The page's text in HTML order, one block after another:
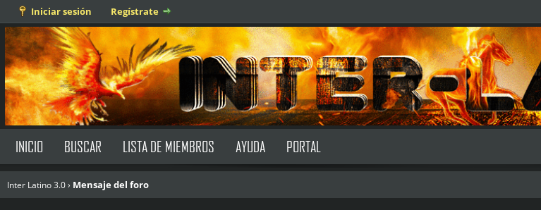
Iniciar sesión Regístrate
INICIO BUSCAR LISTA DE MIEMBROS AYUDA PORTAL
Inter Latino 3.0› Mensaje del foro